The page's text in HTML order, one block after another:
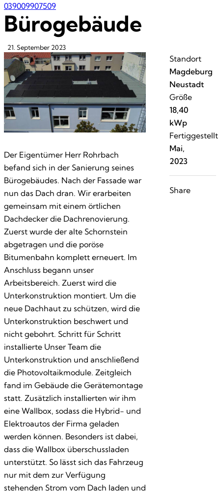
039009907509
Bürogebäude
21. September 2023
Der Eigentümer Herr Rohrbach
befand sich in der Sanierung seines
Bürogebäudes. Nach der Fassade war
nun das Dach dran. Wir erarbeiten
gemeinsam mit einem örtlichen
Dachdecker die Dachrenovierung.
Zuerst wurde der alte Schornstein
abgetragen und die poröse
Bitumenbahn komplett erneuert. Im
Anschluss begann unser
Arbeitsbereich. Zuerst wird die
Unterkonstruktion montiert. Um die
neue Dachhaut zu schützen, wird die
Unterkonstruktion beschwert und
nicht gebohrt. Schritt für Schritt
installierte Unser Team die
Unterkonstruktion und anschließend
die Photovoltaikmodule. Zeitgleich
fand im Gebäude die Gerätemontage
statt. Zusätzlich installierten wir ihm
eine Wallbox, sodass die Hybrid- und
Elektroautos der Firma geladen
werden können. Besonders ist dabei,
dass die Wallbox überschussladen
unterstützt. So lässt sich das Fahrzeug
nur mit dem zur Verfügung
stehenden Strom vom Dach laden und
Standort
Magdeburg
Neustadt
Größe
18,40
kWp
Fertiggestellt
Mai,
2023
Share